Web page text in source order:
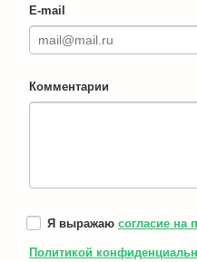
E-mail
Комментарии
Я выражаю согласие на
Политикой